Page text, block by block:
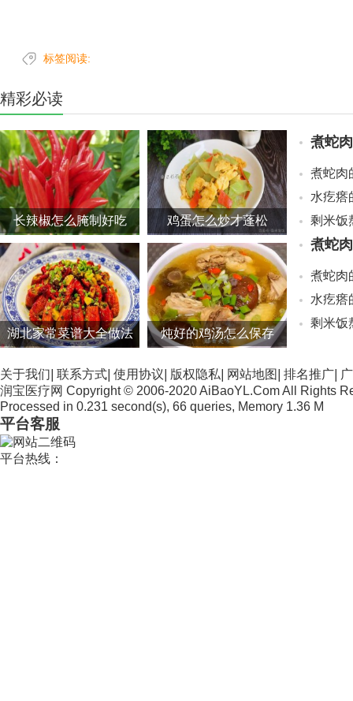
标签阅读:
精彩必读
长辣椒怎么腌制好吃 鸡蛋怎么炒才蓬松
湖北家常菜谱大全做法 炖好的鸡汤怎么保存
煮蛇
煮蛇肉
水疙瘩
剩米饭
煮蛇
煮蛇肉
水疙瘩
剩米饭
关于我们 联系方式 使用协议 版权隐私 网站地图 排名推广
润宝医疗网 Copyright © 2006-2020 AiBaoYL.Com All Rights
Processed in 0.231 second(s), 66 queries, Memory 1.36 M
平台客服
平台热线：